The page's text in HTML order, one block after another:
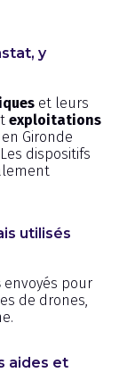
y
et leurs
exploitations
Gironde
dispositifs
utilisés
envoyés pour
de drones,
aides et